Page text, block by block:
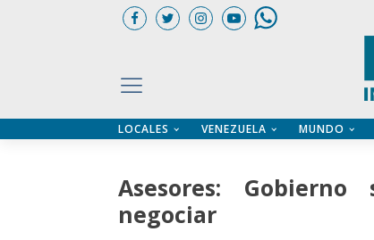
LOCALES VENEZUELA MUNDO
Asesores:
negociar